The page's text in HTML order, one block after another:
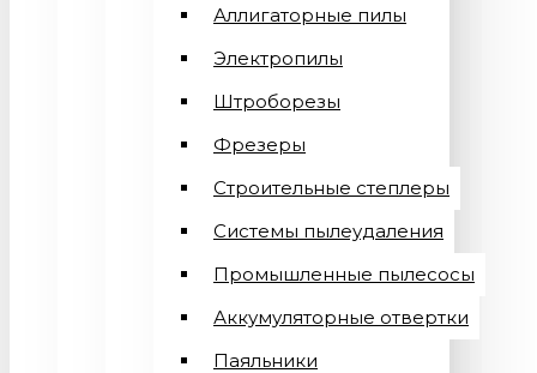
Аллигаторные пилы
Электропилы
Штроборезы
Фрезеры
Строительные степлеры
Системы пылеудаления
Промышленные пылесосы
Аккумуляторные отвертки
Паяльники